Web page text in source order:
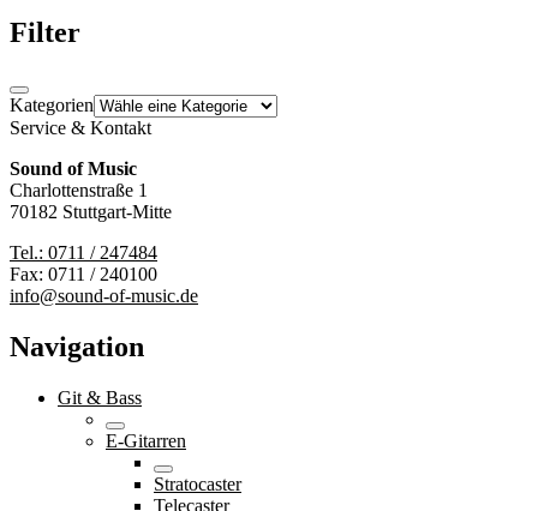
Filter
Kategorien
Service & Kontakt
Sound of Music
Charlottenstraße 1
70182 Stuttgart-Mitte
Tel.: 0711 / 247484
Fax: 0711 / 240100
info@sound-of-music.de
Navigation
Git & Bass
E-Gitarren
Stratocaster
Telecaster